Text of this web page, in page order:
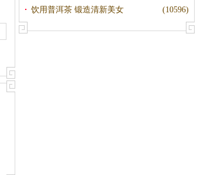
(10596)
饮用普洱茶 锻造清新美女